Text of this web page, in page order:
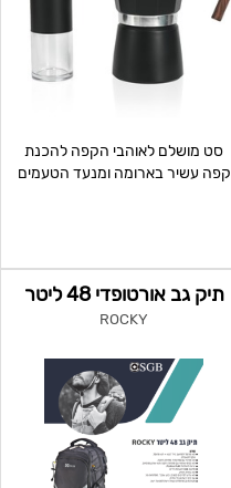
סט מושלם לאוהבי הקפה להכנת
קפה עשיר בארומה ומנעד הטעמים
תיק גב אורטופדי 48 ליטר
ROCKY